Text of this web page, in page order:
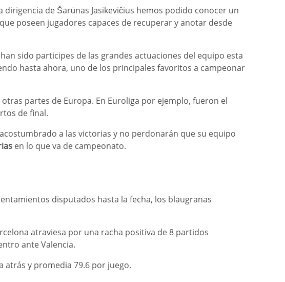
dirigencia de Šarūnas Jasikevičius hemos podido conocer un
poseen jugadores capaces de recuperar y anotar desde
sido participes de las grandes actuaciones del equipo esta
hasta ahora, uno de los principales favoritos a campeonar
partes de Europa. En Euroliga por ejemplo, fueron el
de final.
a las victorias y no perdonarán que su equipo
en lo que va de campeonato.
disputados hasta la fecha, los blaugranas
atraviesa por una racha positiva de 8 partidos
ante Valencia.
y promedia 79.6 por juego.